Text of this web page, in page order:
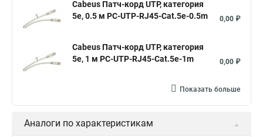
Cabeus Патч-корд UTP, категория
5e, 0.5 м PC-UTP-RJ45-Cat.5e-0.5m
0,00 ₽
Cabeus Патч-корд UTP, категория
5e, 1 м PC-UTP-RJ45-Cat.5e-1m
0,00 ₽
Показать больше
Аналоги по характеристикам